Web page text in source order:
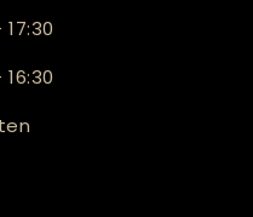
17:30
16:30